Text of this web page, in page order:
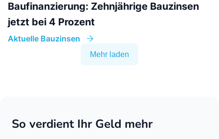
Baufinanzierung: Zehnjährige Bauzinsen
jetzt bei 4 Prozent
Aktuelle Bauzinsen
Mehr laden
So verdient Ihr Geld mehr